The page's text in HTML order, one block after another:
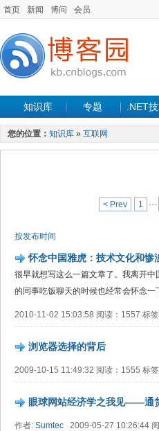
首页 新闻 博问 会员
知识库 专题 .NET
您的位置： 知识库 » 互联网
< Prev 1 ···
按发布时间
怀念中国雅虎：技术文化和惨
很早就想写这么一篇文章了。我离开
的同事吃饭聊天的时候也经常会怀念一
2010-11-02 15:03:58 阅读：1557 标签
浏览器选择的背后
2009-10-15 11:49:32 阅读：1555 标签
眼球网站经济学之我见——通
作者: Sumtec 2009-05-27 10:26:44